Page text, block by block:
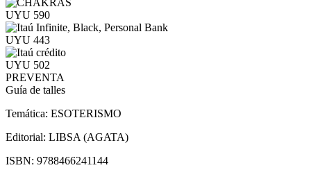
UYU 590
UYU 443
UYU 502
PREVENTA
Guía de talles
Temática: ESOTERISMO
Editorial: LIBSA (AGATA)
ISBN: 9788466241144